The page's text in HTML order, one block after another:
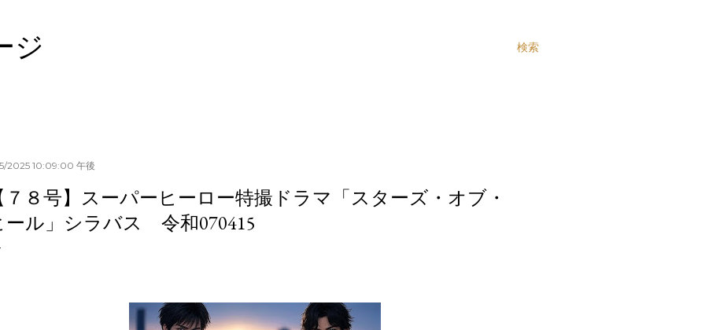
検索
ジ
2025 10:09:00 午後
７８号】スーパーヒーロー特撮ドラマ「スターズ・オブ・
ール」シラバス 令和070415